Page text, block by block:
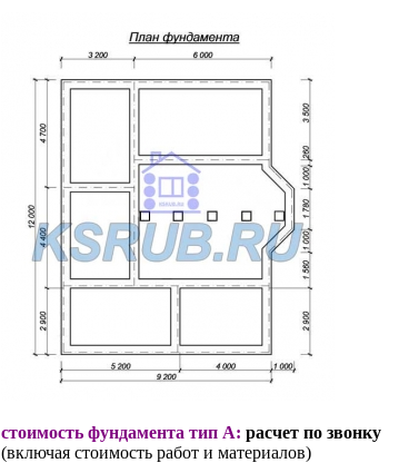
стоимость фундамента тип А: расчет по звонку
(включая стоимость работ и материалов)